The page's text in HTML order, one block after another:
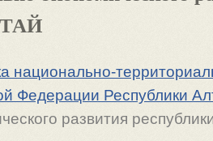
национально-
Федерации Республики
развития